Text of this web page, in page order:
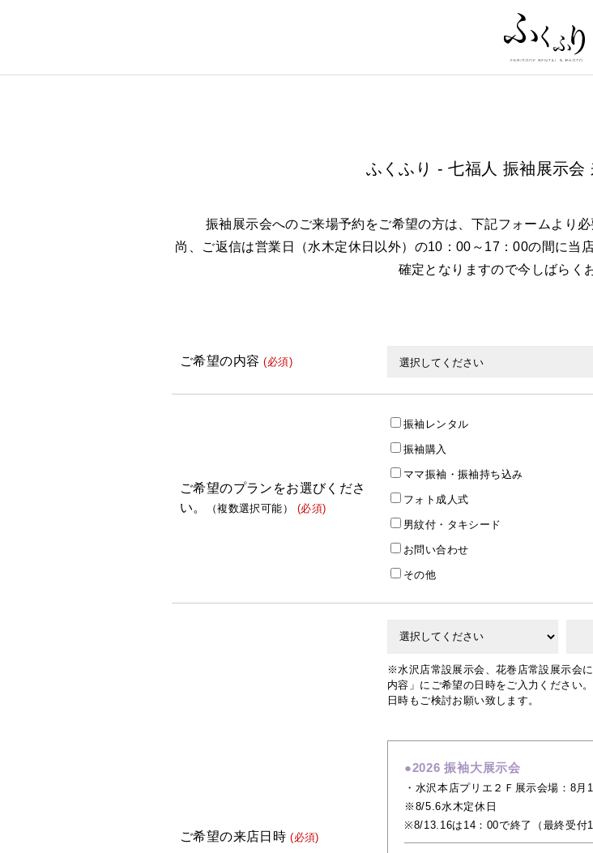
ふくふり - 七福人 振袖展示会
振袖展示会へのご来場予約をご希望の方は、下記フォームより
尚、ご返信は営業日（水木定休日以外）の10：00～17：00の間に当
確定となりますので今しばらく
ご希望の内容 (必須)
ご希望のプランをお選びくださ
い。
（複数選択可能） (必須)
振袖レンタル
振袖購入
ママ振袖・振袖持ち込み
フォト成人式
男紋付・タキシード
お問い合わせ
その他
ご希望の来店日時 (必須)
※水沢店常設展示会、花巻店常設展示会
内容」にご希望の日時をご入力ください
日時もご検討お願い致します。
●2026 振袖大展示会
・水沢本店プリエ２Ｆ展示会場：8月
※8/5.6水木定休日
※8/13.16は14：00で終了（最終受付